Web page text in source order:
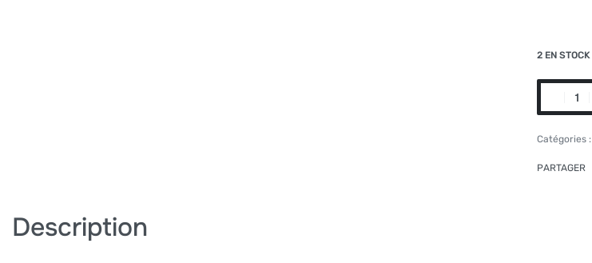
2 EN STOCK
Catégories :
PARTAGER
Description